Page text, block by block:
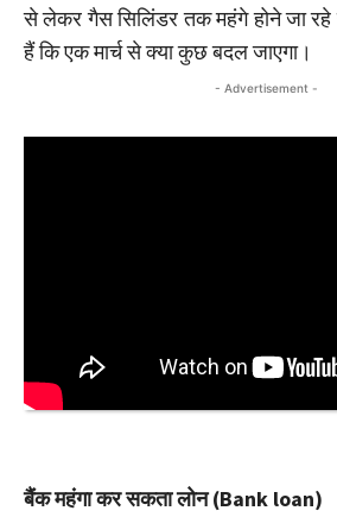
से लेकर गैस सिलिंडर तक महंगे होने जा
हैं कि एक मार्च से क्या कुछ बदल जाएगा।
- Advertisement -
बैंक महंगा कर सकता लोन (Bank loan)